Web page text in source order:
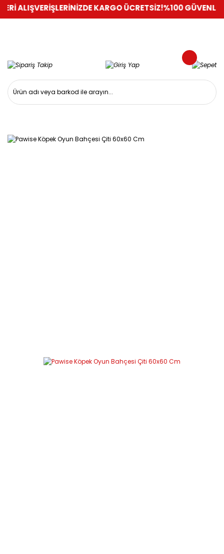
ALIŞVERİŞLERİNİZDE KARGO ÜCRETSİZ!%100 GÜVENLİ